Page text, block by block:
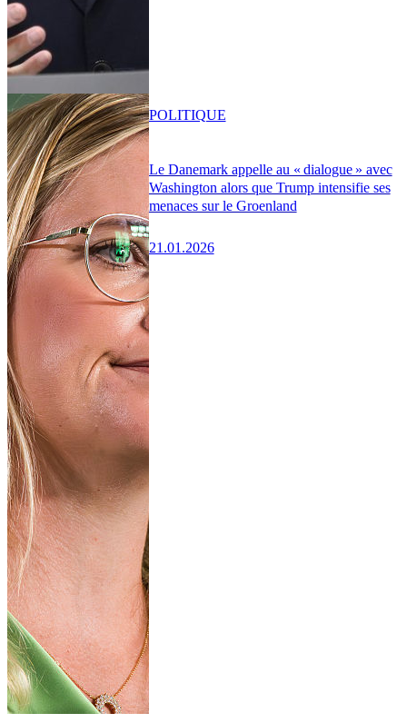
Le Danemark appelle au « dialogue » avec
Washington alors que Trump intensifie ses
menaces sur le Groenland
21.01.2026
POLITIQUE